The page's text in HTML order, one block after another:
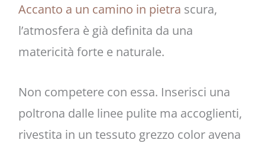
Accanto a un camino in pietra scura,
l’atmosfera è già definita da una
matericità forte e naturale.
Non competere con essa. Inserisci una
poltrona dalle linee pulite ma accoglienti,
rivestita in un tessuto grezzo color avena